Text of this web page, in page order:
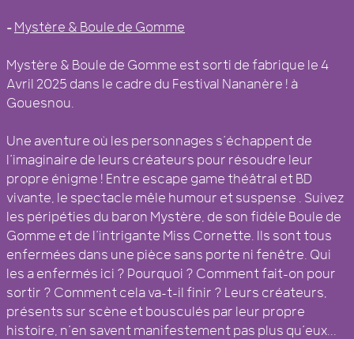
– Mystère & Boule de Gomme
Mystère & Boule de Gomme est sorti de fabrique le 4
Avril 2025 dans le cadre du Festival Nananère ! à
Gouesnou.
Une aventure où les personnages s’échappent de
l’imaginaire de leurs créateurs pour résoudre leur
propre énigme ! Entre escape game théâtral et BD
vivante, le spectacle mêle humour et suspense . Suivez
les péripéties du baron Mystère, de son fidèle Boule de
Gomme et de l’intrigante Miss Cornette. Ils sont tous
enfermées dans une pièce sans porte ni fenêtre. Qui
les a enfermés ici ? Pourquoi ? Comment fait-on pour
sortir ? Comment cela va-t-il finir ? Leurs créateurs,
présents sur scène et bousculés par leur propre
histoire, n’en savent manifestement pas plus qu’eux...